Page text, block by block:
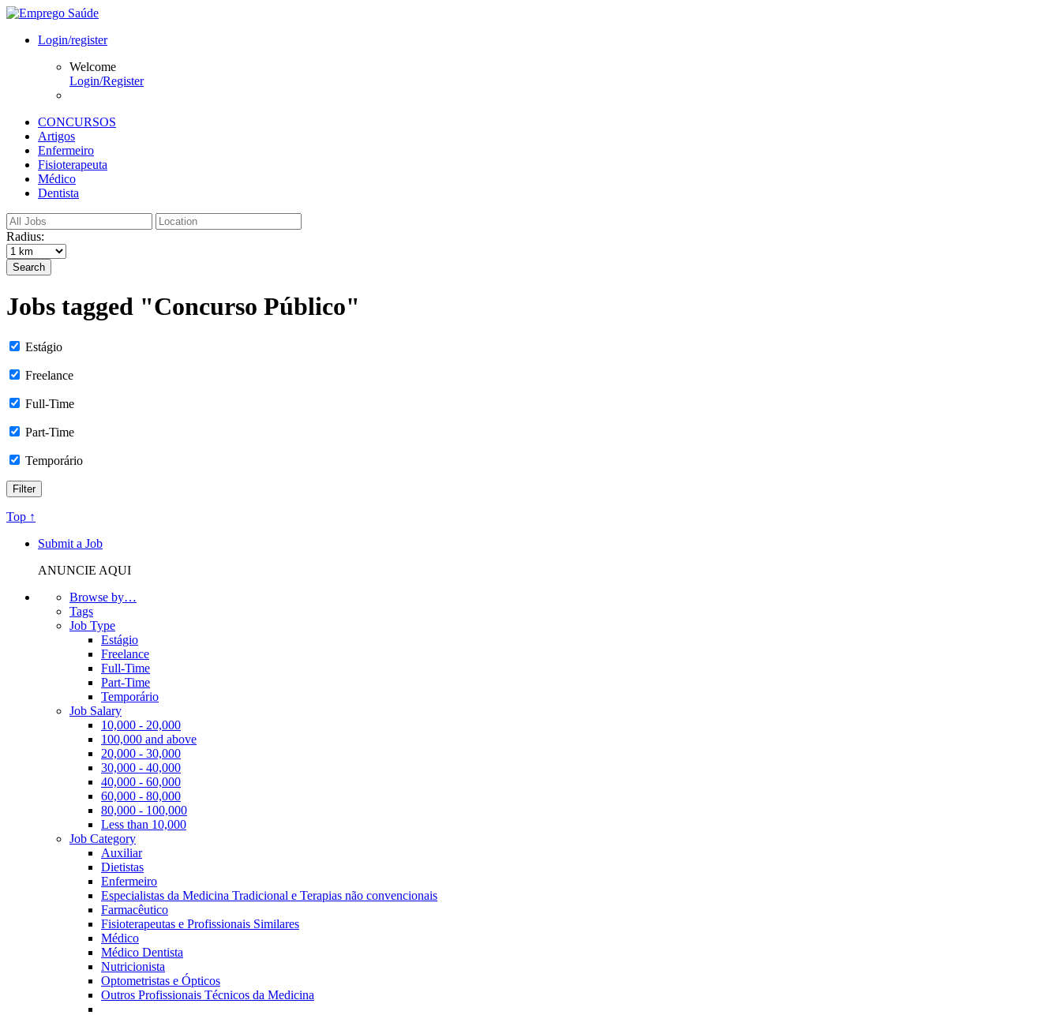
Login/register
Welcome
Login/Register
CONCURSOS
Artigos
Enfermeiro
Fisioterapeuta
Médico
Dentista
Radius:
Search
Jobs tagged "Concurso Público"
Estágio
Freelance
Full-Time
Part-Time
Temporário
Top ↑
Submit a Job
ANUNCIE AQUI
Browse by…
Tags
Job Type
Estágio
Freelance
Full-Time
Part-Time
Temporário
Job Salary
10,000 - 20,000
100,000 and above
20,000 - 30,000
30,000 - 40,000
40,000 - 60,000
60,000 - 80,000
80,000 - 100,000
Less than 10,000
Job Category
Auxiliar
Dietistas
Enfermeiro
Especialistas da Medicina Tradicional e Terapias não convencionais
Farmacêutico
Fisioterapeutas e Profissionais Similares
Médico
Médico Dentista
Nutricionista
Optometristas e Ópticos
Outros Profissionais Técnicos da Medicina